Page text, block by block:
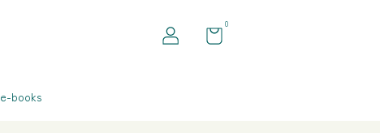
0
e-books